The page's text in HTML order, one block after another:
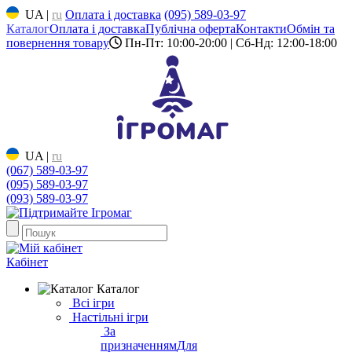
UA | ru Оплата і доставка (095) 589-03-97
КаталогОплата і доставкаПублічна офертаКонтактиОбмін та
повернення товару
Пн-Пт: 10:00-20:00 | Сб-Нд: 12:00-18:00
UA | ru
(067) 589-03-97
(095) 589-03-97
(093) 589-03-97
Кабінет
Каталог
Всі ігри
Настільні ігри
За
призначеннямДля